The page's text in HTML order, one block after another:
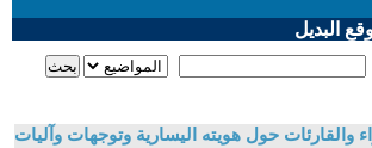
البديل
والقارئات حول هويته اليسارية وتوجهات وآليات